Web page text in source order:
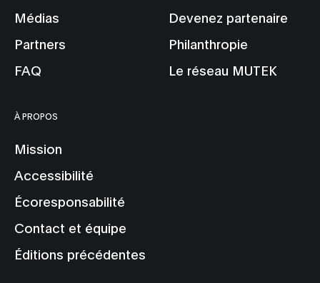
Médias
Partners
FAQ
Devenez partenaire
Philanthropie
Le réseau MUTEK
À PROPOS
Mission
Accessibilité
Écoresponsabilité
Contact et équipe
Éditions précédentes